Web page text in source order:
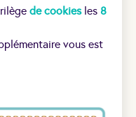
de cookiesles 8
vous est